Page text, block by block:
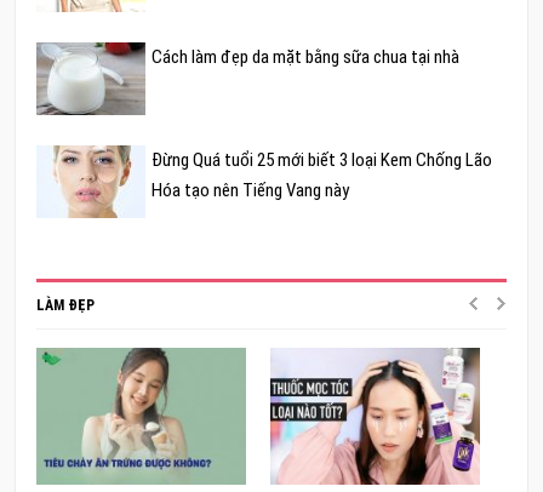
Cách làm đẹp da mặt bằng sữa chua tại nhà
Đừng Quá tuổi 25 mới biết 3 loại Kem Chống Lão
Hóa tạo nên Tiếng Vang này
LÀM ĐẸP